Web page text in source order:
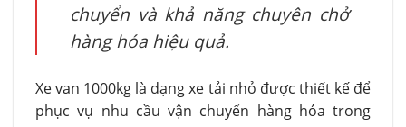
chuyển và khả năng chuyên chở
hàng hóa hiệu quả.
Xe van 1000kg là dạng xe tải nhỏ được thiết kế để
phục vụ nhu cầu vận chuyển hàng hóa trong